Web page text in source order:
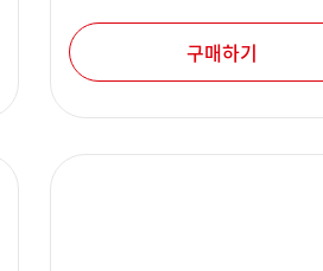
구매하기